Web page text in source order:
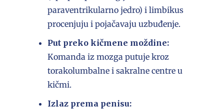
paraventrikularno jedro) i limbikus
procenjuju i pojačavaju uzbuđenje.
Put preko kičmene moždine:
Komanda iz mozga putuje kroz
torakolumbalne i sakralne centre u
kičmi.
Izlaz prema penisu: